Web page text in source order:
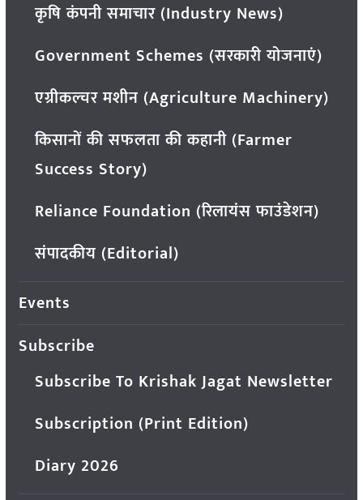
कृषि कंपनी समाचार (Industry News)
Government Schemes (सरकारी योजनाएं)
एग्रीकल्चर मशीन (Agriculture Machinery)
किसानों की सफलता की कहानी (Farmer
Success Story)
Reliance Foundation (रिलायंस फाउंडेशन)
संपादकीय (Editorial)
Events
Subscribe
Subscribe To Krishak Jagat Newsletter
Subscription (Print Edition)
Diary 2026